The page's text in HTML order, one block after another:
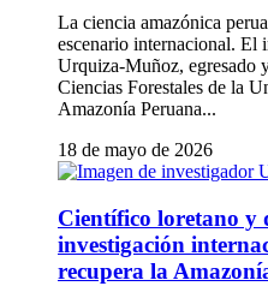
La ciencia amazónica
escenario internacional. El
Urquiza-Muñoz, egresado
Ciencias Forestales de la
Amazonía Peruana...
18 de mayo de 2026
Científico loretano y
investigación
recupera la